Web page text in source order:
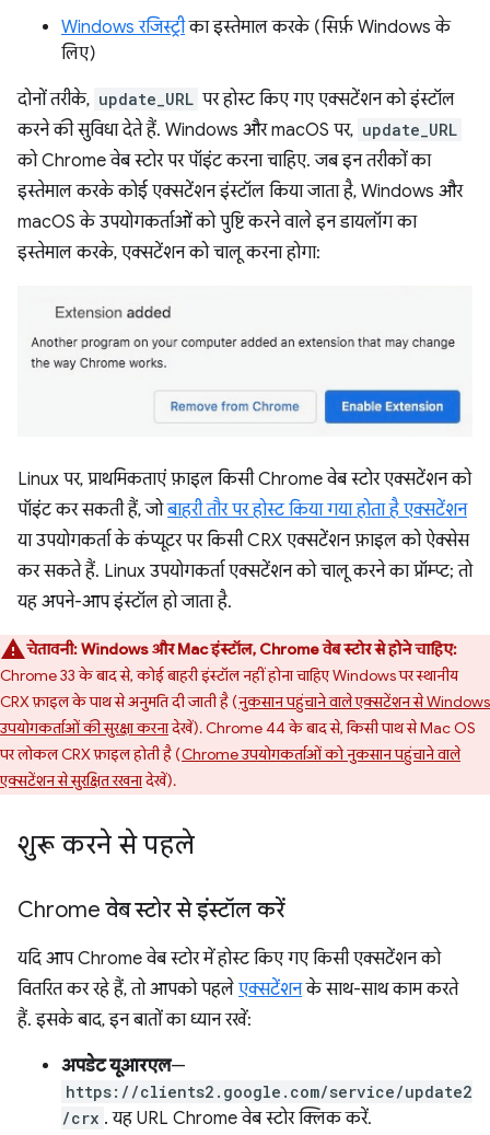
Windows रजिस्ट्रीका इस्तेमाल करके (सिर्फ़ Windows के
लिए)
दोनों तरीके, update_URL पर होस्ट किए गए एक्सटेंशन को इंस्टॉल
करने की सुविधा देते हैं. Windows और macOS पर, update_URL
को Chrome वेब स्टोर पर पॉइंट करना चाहिए. जब इन तरीकों का
इस्तेमाल करके कोई एक्सटेंशन इंस्टॉल किया जाता है, Windows और
macOS के उपयोगकर्ताओं को पुष्टि करने वाले इन डायलॉग का
इस्तेमाल करके, एक्सटेंशन को चालू करना होगा:
Linux पर, प्राथमिकताएं फ़ाइल किसी Chrome वेब स्टोर एक्सटेंशन को
पॉइंट कर सकती हैं, जोबाहरी तौर पर होस्ट किया गया होता है एक्सटेंशन
या उपयोगकर्ता के कंप्यूटर पर किसी CRX एक्सटेंशन फ़ाइल को ऐक्सेस
कर सकते हैं. Linux उपयोगकर्ता एक्सटेंशन को चालू करने का प्रॉम्प्ट; तो
यह अपने-आप इंस्टॉल हो जाता है.
चेतावनी:Windows और Mac इंस्टॉल, Chrome वेब स्टोर से होने चाहिए:
Chrome 33 के बाद से, कोई बाहरी इंस्टॉल नहीं होना चाहिए Windows पर स्थानीय
CRX फ़ाइल के पाथ से अनुमति दी जाती है (नुकसान पहुंचाने वाले एक्सटेंशन से Windows
उपयोगकर्ताओं की सुरक्षा करनादेखें). Chrome 44 के बाद से, किसी पाथ से Mac OS
पर लोकल CRX फ़ाइल होती है (Chrome उपयोगकर्ताओं को नुकसान पहुंचाने वाले
एक्सटेंशन से सुरक्षित रखनादेखें).
शुरू करने से पहले
Chrome वेब स्टोर से इंस्टॉल करें
यदि आप Chrome वेब स्टोर में होस्ट किए गए किसी एक्सटेंशन को
वितरित कर रहे हैं, तो आपको पहले एक्सटेंशनके साथ-साथ काम करते
हैं. इसके बाद, इन बातों का ध्यान रखें:
अपडेट यूआरएल—
https://clients2.google.com/service/update2
/crx . यह URL Chrome वेब स्टोर क्लिक करें.